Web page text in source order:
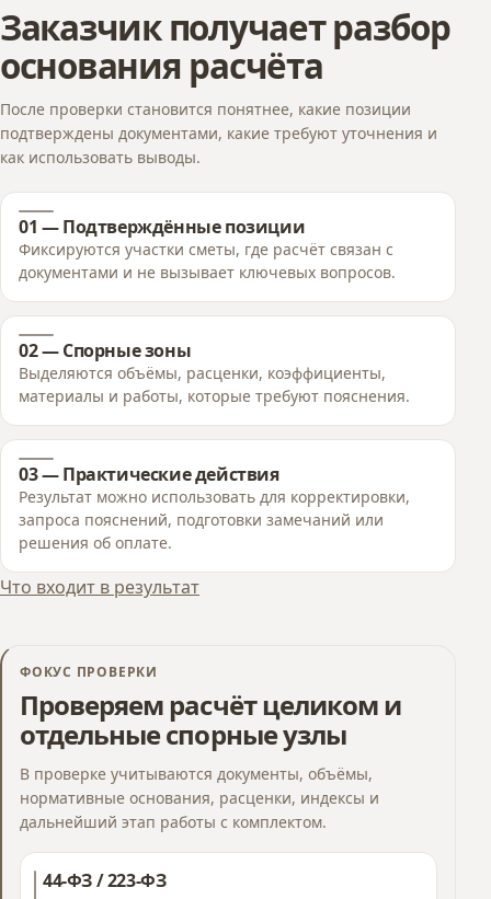
Заказчик получает разбор
основания расчёта
После проверки становится понятнее, какие позиции
подтверждены документами, какие требуют уточнения и
как использовать выводы.
01 — Подтверждённые позиции
Фиксируются участки сметы, где расчёт связан с
документами и не вызывает ключевых вопросов.
02 — Спорные зоны
Выделяются объёмы, расценки, коэффициенты,
материалы и работы, которые требуют пояснения.
03 — Практические действия
Результат можно использовать для корректировки,
запроса пояснений, подготовки замечаний или
решения об оплате.
Что входит в результат
ФОКУС ПРОВЕРКИ
Проверяем расчёт целиком и
отдельные спорные узлы
В проверке учитываются документы, объёмы,
нормативные основания, расценки, индексы и
дальнейший этап работы с комплектом.
44-ФЗ / 223-ФЗ